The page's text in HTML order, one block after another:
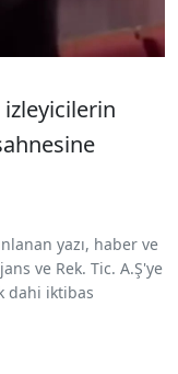
izleyicilerin
yazı, haber ve
ve Rek. Tic. A.Ş'ye
dahi iktibas